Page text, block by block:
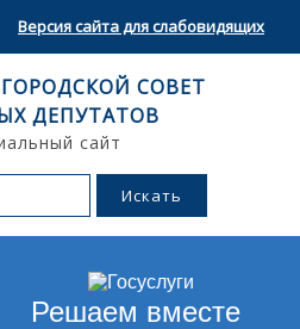
Версия сайта для слабовидящих
СОВЕТ
ДЕПУТАТОВ
сайт
Решаем вместе